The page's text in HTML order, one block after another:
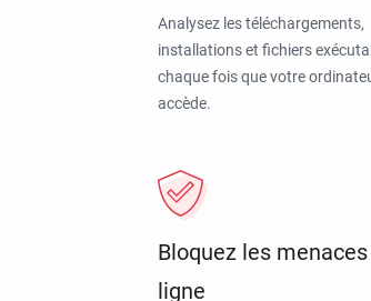
Analysez les téléchargements,
installations et fichiers
chaque fois que votre
accède.
Bloquez les
ligne